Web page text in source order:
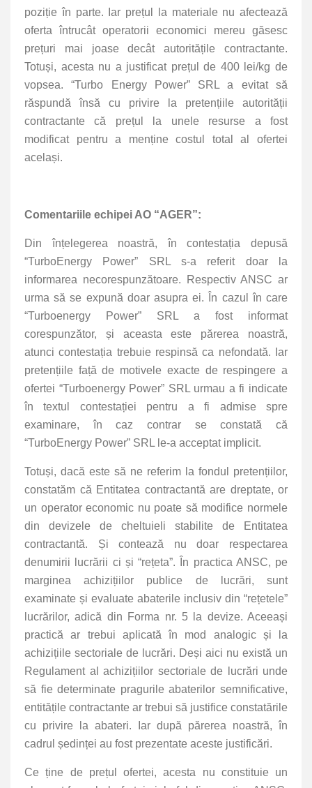
poziție în parte. Iar prețul la materiale nu afectează
oferta întrucât operatorii economici mereu găsesc
prețuri mai joase decât autoritățile contractante.
Totuși, acesta nu a justificat prețul de 400 lei/kg de
vopsea. “Turbo Energy Power” SRL a evitat să
răspundă însă cu privire la pretențiile autorității
contractante că prețul la unele resurse a fost
modificat pentru a menține costul total al ofertei
același.
Comentariile echipei AO “AGER”:
Din înțelegerea noastră, în contestația depusă
“TurboEnergy Power” SRL s-a referit doar la
informarea necorespunzătoare. Respectiv ANSC ar
urma să se expună doar asupra ei. În cazul în care
“Turboenergy Power” SRL a fost informat
corespunzător, și aceasta este părerea noastră,
atunci contestația trebuie respinsă ca nefondată. Iar
pretențiile față de motivele exacte de respingere a
ofertei “Turboenergy Power” SRL urmau a fi indicate
în textul contestației pentru a fi admise spre
examinare, în caz contrar se constată că
“TurboEnergy Power” SRL le-a acceptat implicit.
Totuși, dacă este să ne referim la fondul pretențiilor,
constatăm că Entitatea contractantă are dreptate, or
un operator economic nu poate să modifice normele
din devizele de cheltuieli stabilite de Entitatea
contractantă. Și contează nu doar respectarea
denumirii lucrării ci și “rețeta”. În practica ANSC, pe
marginea achizițiilor publice de lucrări, sunt
examinate și evaluate abaterile inclusiv din “rețetele”
lucrărilor, adică din Forma nr. 5 la devize. Aceeași
practică ar trebui aplicată în mod analogic și la
achizițiile sectoriale de lucrări. Deși aici nu există un
Regulament al achizițiilor sectoriale de lucrări unde
să fie determinate pragurile abaterilor semnificative,
entitățile contractante ar trebui să justifice constatările
cu privire la abateri. Iar după părerea noastră, în
cadrul ședinței au fost prezentate aceste justificări.
Ce ține de prețul ofertei, acesta nu constituie un